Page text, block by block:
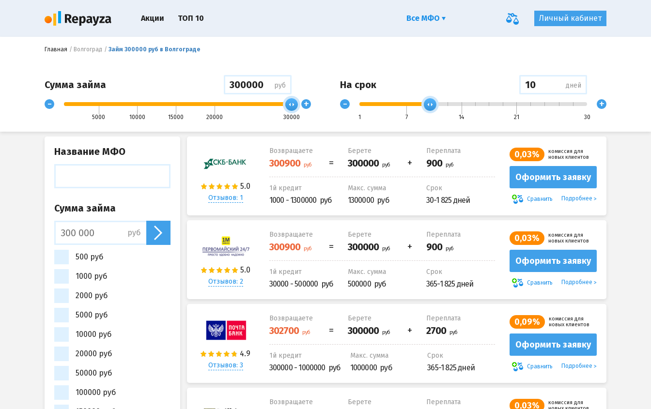
Главная Волгоград Займ 300000 руб в Волгограде
Сумма займа руб
-
5000 10000 15000 20000 30000
+
На срок дней
-
1 7 14 21 30
+
Отзывов: 1
Возвращаете Берете Переплата
1й кредит
1000 - 1300000
Макс. сумма
1300000
Срок
30-1 825 дней
0,03%
комиссия для
новых клиентов
Оформить заявку
Сравнить Подробнее
Отзывов: 2
Возвращаете Берете Переплата
1й кредит
30000 - 500000
Макс. сумма
500000
Срок
365-1 825 дней
0,03%
комиссия для
новых клиентов
Оформить заявку
Сравнить Подробнее
Отзывов: 3
Возвращаете Берете Переплата
1й кредит
300000 - 1000000
Макс. сумма
1000000
Срок
365-1 825 дней
0,09%
комиссия для
новых клиентов
Оформить заявку
Сравнить Подробнее
Возвращаете Берете Переплата 0,03%
комиссия для
Название МФО
Сумма займа
руб
500 руб
1000 руб
2000 руб
5000 руб
10000 руб
20000 руб
50000 руб
100000 руб
Личный кабинет
Акции ТОП 10 Все МФО